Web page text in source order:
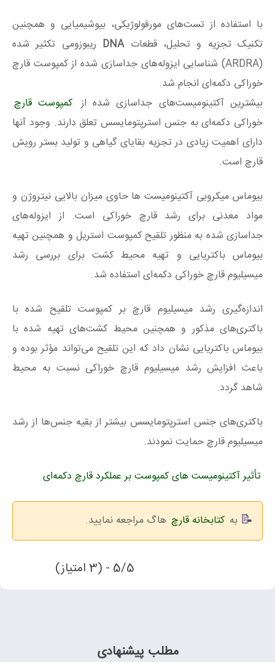
با استفاده از تست‌های مورفولوژیکی، بیوشیمیایی و همچنین
تکنیک تجزیه و تحلیل، قطعاتDNA ریبوزومی تکثیر شده
(
ARDRA) شناسایی ایزوله‌های جداسازی شده از کمپوست قارچ
خوراکی دکمه‌ای انجام شد.
بیشترین آکتینومیست‌های جداسازی شده از کمپوست قارچ
خوراکی دکمه‌ای به جنس استرپتومایسس تعلق دارند. وجود آنها
دارای اهمیت زیادی در تجزیه بقایای گیاهی و تولید بستر رویش
قارچ است.
بیوماس میکروبی آکتینومیست ها حاوی میزان بالایی نیتروژن و
مواد معدنی برای رشد قارچ خوراکی است. از ایزوله‌های
جداسازی شده به‌ منظور تلقیح کمپوست استریل و همچنین تهیه
بیوماس باکتریایی و تهیه محیط کشت برای بررسی رشد
میسیلیوم قارچ خوراکی دکمه‌ای استفاده شد.
اندازه‌گیری رشد میسیلیوم قارچ بر کمپوست تلقیح شده با
باکتری‌های مذکور و همچنین محیط کشت‌های تهیه‌ شده با
بیوماس باکتریایی نشان داد که این تلقیح می‌تواند مؤثر بوده و
باعث افزایش رشد میسیلیوم قارچ خوراکی نسبت به محیط
شاهد گردد.
باکتری‌های جنس استرپتومایسس بیشتر از بقیه جنس‌ها از رشد
میسیلیوم قارچ حمایت نمودند.
تأثیر آکتینومیست‌ های کمپوست بر عملکرد قارچ دکمه‌ای
به کتابخانه قارچ هاگ مراجعه نمایید.
5/5 - (3 امتیاز)
مطلب پیشنهادی